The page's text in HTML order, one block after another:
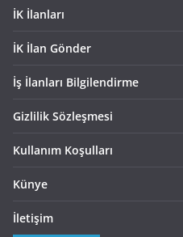
İK İlanları
İK İlan Gönder
İş İlanları Bilgilendirme
Gizlilik Sözleşmesi
Kullanım Koşulları
Künye
İletişim